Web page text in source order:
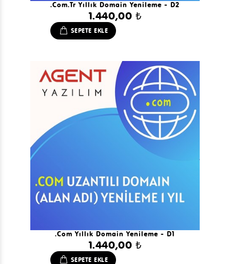
.com.tr Yıllık Domain Yenileme - D2
1.440,00 ₺
SEPETE EKLE
.com Yıllık Domain Yenileme - D1
1.440,00 ₺
SEPETE EKLE